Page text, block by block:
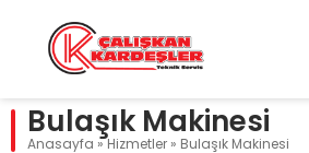
Bulaşık Makinesi
Anasayfa » Hizmetler » Bulaşık Makinesi